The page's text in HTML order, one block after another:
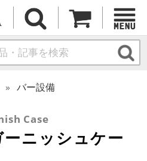
バー設備
Case
ニッシュケー